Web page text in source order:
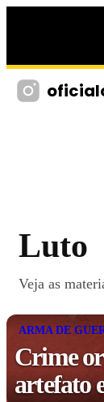
Luto
Veja as
ARMA DE
Crime
artefato